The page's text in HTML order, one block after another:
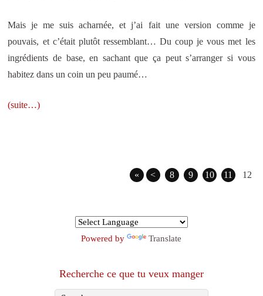
Mais je me suis acharnée, et j’ai fait une version comme je
pouvais, et c’était plutôt ressemblant… Du coup je vous met les
ingrédients de base, en sachant que ça peut s’arranger si vous
habitez dans un coin un peu paumé…
(suite…)
« < 8 9 10 11 12
Powered by Translate
Recherche ce que tu veux manger